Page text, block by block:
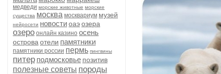
медведи морские животные морские
существа москва москвариум музей
нейросети новостиоаэозера
озеро онлайн казино осень
острова отели памятники
памятники россии пермь пингвины
питер подмосковье позитив
полезные советы породы